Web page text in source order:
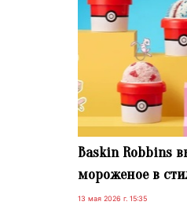
Baskin Robbins
мороженое в
13 мая 2026 г. 15:35